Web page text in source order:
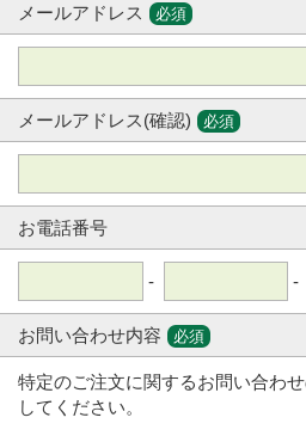
メールアドレス 必須
メールアドレス(確認) 必須
お電話番号
- -
お問い合わせ内容 必須
特定のご注文に関するお問い合わ
してください。